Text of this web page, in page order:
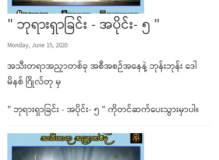
" ဘုရားရှာခြင်း - အပိုင်း- ၅ "
Monday, June 15, 2020
အသီးတရာအညှာတစ်ခု အစီအစဉ်အနေနဲ့ ဘုန်းဘုန်း ဒေါ
မိနစ် ဂြိုလ်တု မှ
" ဘုရားရှာခြင်း - အပိုင်း- ၅ " ကိုတင်ဆက်ပေးသွားမှာပါ။